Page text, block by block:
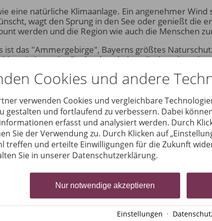
eine natürliche Klimaanlage. Ein angenehmer Wind
wagt den Sprung in den See oder genießt die
werden und die Region wie auch die Menschen
ist das "Ammergebirge", Bayerns größtes
wird von derBuchenbergbahn, direkt neben
zu "anspruchsvoll".
Wandertipp von Bloggerin Stefanie
Cookies und andere
verwenden Cookies und vergleichbare
gestalten und fortlaufend zu verbessern. Dabei
erfasst und analysiert werden. Durch
Sie der Verwendung zu. Durch Klicken auf
treffen und erteilte Einwilligungen für die Zukunft
Sie in unserer Datenschutzerklärung.
Nur notwendige akzeptieren
Einstellungen ·